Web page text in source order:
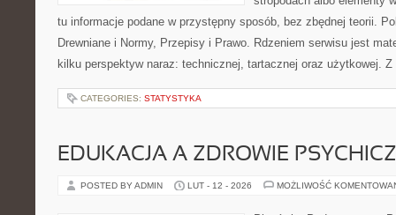
tu informacje podane w przystępny sposób, bez zbędnej teorii.
Drewniane i Normy, Przepisy i Prawo. Rdzeniem serwisu jest
kilku perspektyw naraz: technicznej, tartacznej oraz użytkowej.
CATEGORIES: STATYSTYKA
EDUKACJA A ZDROWIE
POSTED BY ADMIN LUT - 12 - 2026 MOŻLIWOŚĆ